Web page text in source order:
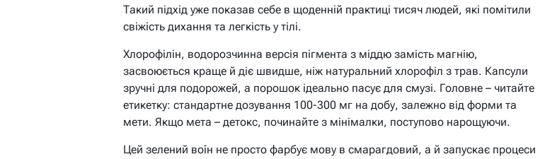
Такий підхід уже показав себе в щоденній практиці тисяч людей, які помітили
свіжість дихання та легкість у тілі.
Хлорофілін, водорозчинна версія пігмента з міддю замість магнію,
засвоюється краще й діє швидше, ніж натуральний хлорофіл з трав. Капсули
зручні для подорожей, а порошок ідеально пасує для смузі. Головне – читайте
етикетку: стандартне дозування 100-300 мг на добу, залежно від форми та
мети. Якщо мета – детокс, починайте з мінімалки, поступово нарощуючи.
Цей зелений воїн не просто фарбує мову в смарагдовий, а й запускає процеси